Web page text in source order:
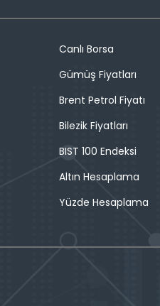
Canlı Borsa
Gümüş Fiyatları
Brent Petrol Fiyatı
Bilezik Fiyatları
BIST 100 Endeksi
Altın Hesaplama
Yüzde Hesaplama